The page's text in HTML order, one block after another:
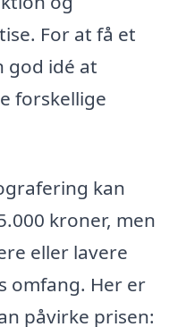
For at få et
god idé at
forskellige
kan
kroner, men
eller lavere
omfang. Her er
påvirke prisen: